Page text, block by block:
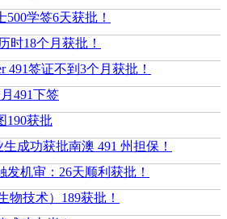
学签6天获批！
时18个月获批！
491签证不到3个月获批！
491下签
190获批
成功获批南澳 491 州担保！
机审：26天顺利获批！
物技术）189获批！